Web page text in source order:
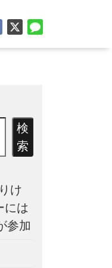
検
索
け
には
参加